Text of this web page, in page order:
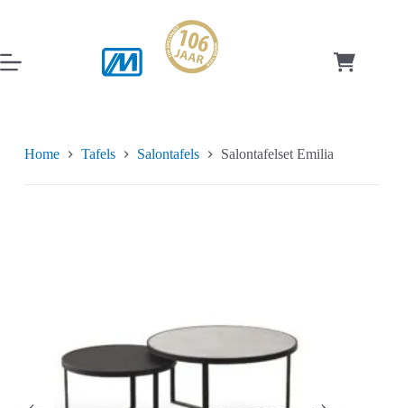
inhoud
Home Tafels Salontafels Salontafelset Emilia